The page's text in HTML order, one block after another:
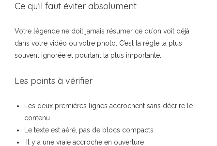
Ce qu’il faut éviter absolument
Votre légende ne doit jamais résumer ce qu’on voit déjà
dans votre vidéo ou votre photo. C’est la règle la plus
souvent ignorée et pourtant la plus importante.
Les points à vérifier
Les deux premières lignes accrochent sans décrire le
contenu
Le texte est aéré, pas de blocs compacts
Il y a une vraie accroche en ouverture